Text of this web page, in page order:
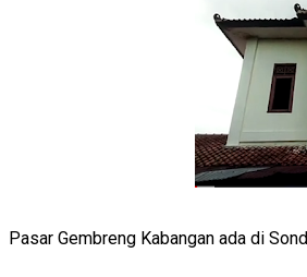
Pasar Gembreng Kabangan ada di